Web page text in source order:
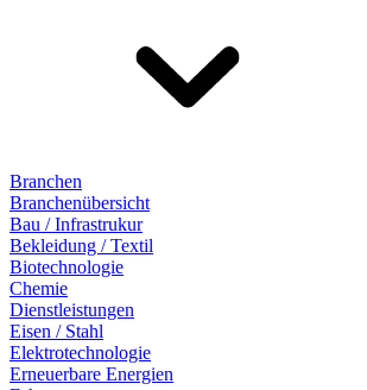
Branchen
Branchenübersicht
Bau / Infrastrukur
Bekleidung / Textil
Biotechnologie
Chemie
Dienstleistungen
Eisen / Stahl
Elektrotechnologie
Erneuerbare Energien